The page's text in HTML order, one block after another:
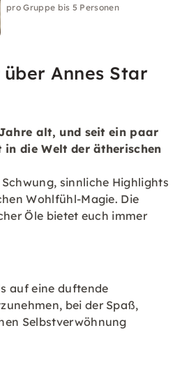
pro Gruppe bis 5 Personen
Annes Star
alt, und seit ein paar
die Welt der ätherischen
sinnliche Highlights
Wohlfühl-Magie. Die
Öle bietet euch immer
auf eine duftende
bei der Spaß,
Selbstverwöhnung